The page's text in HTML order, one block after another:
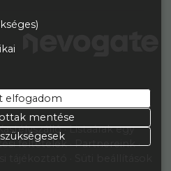
Listaárak egy
feltételek
Partnereink
tájékoztató
elfogadom
mentése